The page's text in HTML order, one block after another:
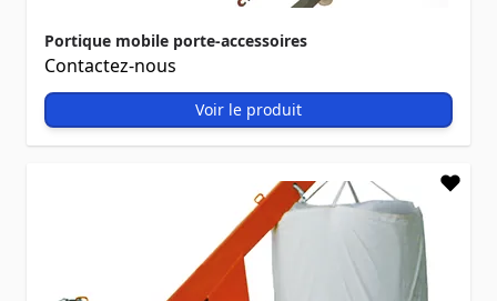
Portique mobile porte-accessoires
Contactez-nous
Voir le produit